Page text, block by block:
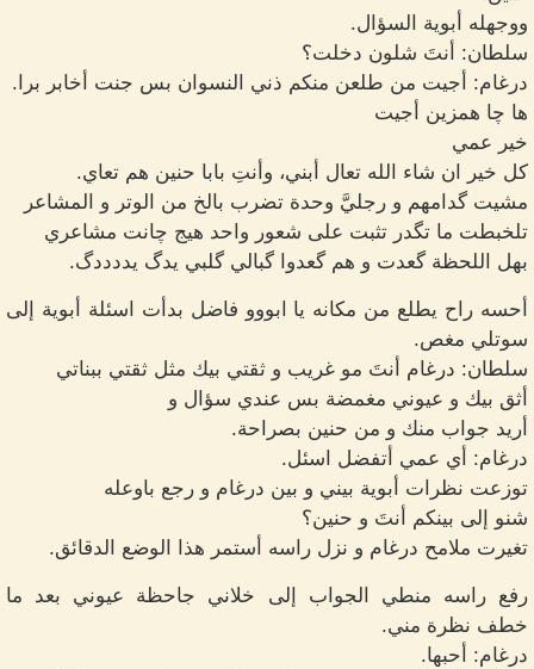
ووجهله أبوية السؤال.
سلطان: أنتَ شلون دخلت؟
درغام: أجيت من طلعن منكم ذني النسوان بس جنت أخابر برا.
ها چا همزين أجيت
خير عمي
كل خير ان شاء الله تعال أبني، وأنتِ بابا حنين هم تعاي.
مشيت گدامهم و رجليَّ وحدة تضرب بالخ من الوتر و المشاعر
تلخبطت ما تگدر تثبت على شعور واحد هيج چانت مشاعري
بهل اللحظة گعدت و هم گعدوا گبالي گلبي يدگ يددددگ.
أحسه راح يطلع من مكانه يا ابووو فاضل بدأت اسئلة أبوية إلى
سوتلي مغص.
سلطان: درغام أنتَ مو غريب و ثقتي بيك مثل ثقتي ببناتي
أثق بيك و عيوني مغمضة بس عندي سؤال و
أريد جواب منك و من حنين بصراحة.
درغام: أي عمي أتفضل اسئل.
توزعت نظرات أبوية بيني و بين درغام و رجع باوعله
شنو إلى بينكم أنتَ و حنين؟
تغيرت ملامح درغام و نزل راسه أستمر هذا الوضع الدقائق.
رفع راسه منطي الجواب إلى خلاني جاحظة عيوني بعد ما
خطف نظرة مني.
درغام: أحبها.